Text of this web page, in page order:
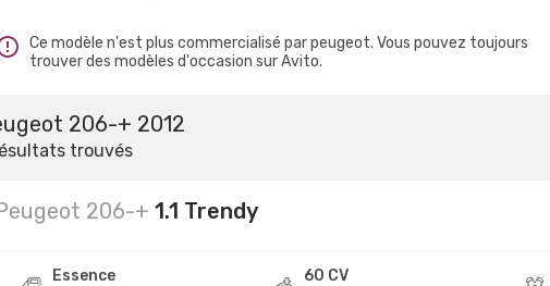
Ce modèle n'est plus commercialisé par peugeot. Vous pouvez toujours
trouver des modèles d'occasion sur Avito.
206-+ 2012
trouvés
206-+ 1.1 Trendy
Essence 60 CV